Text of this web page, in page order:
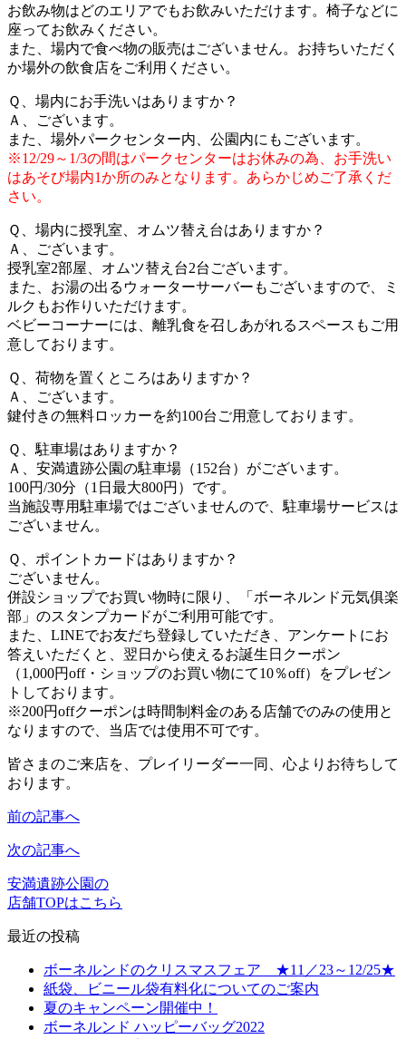
お飲み物はどのエリアでもお飲みいただけます。椅子などに
座ってお飲みください。
また、場内で食べ物の販売はございません。お持ちいただく
か場外の飲食店をご利用ください。
Ｑ、場内にお手洗いはありますか？
Ａ、ございます。
また、場外パークセンター内、公園内にもございます。
※12/29～1/3の間はパークセンターはお休みの為、お手洗い
はあそび場内1か所のみとなります。あらかじめご了承くだ
さい。
Ｑ、場内に授乳室、オムツ替え台はありますか？
Ａ、ございます。
授乳室2部屋、オムツ替え台2台ございます。
また、お湯の出るウォーターサーバーもございますので、ミ
ルクもお作りいただけます。
ベビーコーナーには、離乳食を召しあがれるスペースもご用
意しております。
Ｑ、荷物を置くところはありますか？
Ａ、ございます。
鍵付きの無料ロッカーを約100台ご用意しております。
Ｑ、駐車場はありますか？
Ａ、安満遺跡公園の駐車場（152台）がございます。
100円/30分（1日最大800円）です。
当施設専用駐車場ではございませんので、駐車場サービスは
ございません。
Ｑ、ポイントカードはありますか？
ございません。
併設ショップでお買い物時に限り、「ボーネルンド元気俱楽
部」のスタンプカードがご利用可能です。
また、LINEでお友だち登録していただき、アンケートにお
答えいただくと、翌日から使えるお誕生日クーポン
（1,000円off・ショップのお買い物にて10％off）をプレゼン
トしております。
※200円offクーポンは時間制料金のある店舗でのみの使用と
なりますので、当店では使用不可です。
皆さまのご来店を、プレイリーダー一同、心よりお待ちして
おります。
前の記事へ
次の記事へ
安満遺跡公園の
店舗TOPはこちら
最近の投稿
ボーネルンドのクリスマスフェア ★11／23～12/25★
紙袋、ビニール袋有料化についてのご案内
夏のキャンペーン開催中！
ボーネルンド ハッピーバッグ2022